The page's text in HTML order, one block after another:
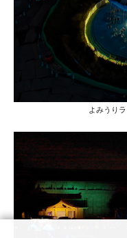
よみうり